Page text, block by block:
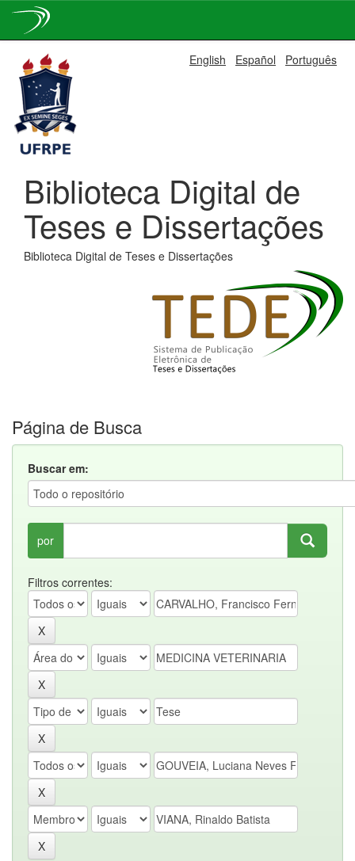
navigation
English Español Português
Biblioteca Digital de
Teses e Dissertações
Biblioteca Digital de Teses e Dissertações
Página de Busca
Buscar em:
por
Filtros correntes: